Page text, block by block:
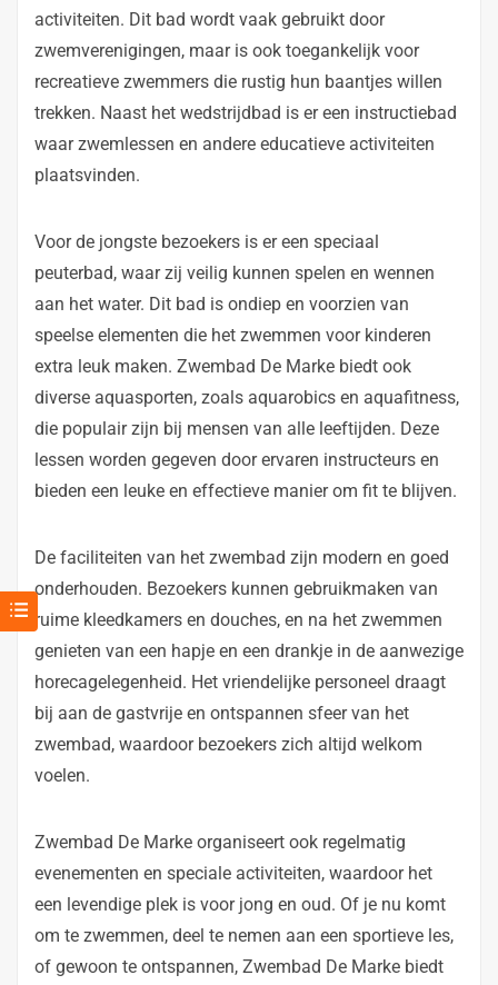
activiteiten. Dit bad wordt vaak gebruikt door
zwemverenigingen, maar is ook toegankelijk voor
recreatieve zwemmers die rustig hun baantjes willen
trekken. Naast het wedstrijdbad is er een instructiebad
waar zwemlessen en andere educatieve activiteiten
plaatsvinden.
Voor de jongste bezoekers is er een speciaal
peuterbad, waar zij veilig kunnen spelen en wennen
aan het water. Dit bad is ondiep en voorzien van
speelse elementen die het zwemmen voor kinderen
extra leuk maken. Zwembad De Marke biedt ook
diverse aquasporten, zoals aquarobics en aquafitness,
die populair zijn bij mensen van alle leeftijden. Deze
lessen worden gegeven door ervaren instructeurs en
bieden een leuke en effectieve manier om fit te blijven.
De faciliteiten van het zwembad zijn modern en goed
onderhouden. Bezoekers kunnen gebruikmaken van
ruime kleedkamers en douches, en na het zwemmen
genieten van een hapje en een drankje in de aanwezige
horecagelegenheid. Het vriendelijke personeel draagt
bij aan de gastvrije en ontspannen sfeer van het
zwembad, waardoor bezoekers zich altijd welkom
voelen.
Zwembad De Marke organiseert ook regelmatig
evenementen en speciale activiteiten, waardoor het
een levendige plek is voor jong en oud. Of je nu komt
om te zwemmen, deel te nemen aan een sportieve les,
of gewoon te ontspannen, Zwembad De Marke biedt